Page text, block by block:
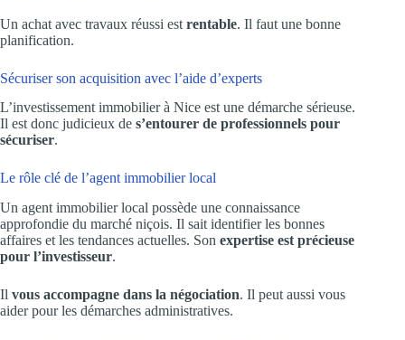
Un achat avec travaux réussi est rentable. Il faut une bonne
planification.
Sécuriser son acquisition avec l’aide d’experts
L’investissement immobilier à Nice est une démarche sérieuse.
Il est donc judicieux de s’entourer de professionnels pour
sécuriser.
Le rôle clé de l’agent immobilier local
Un agent immobilier local possède une connaissance
approfondie du marché niçois. Il sait identifier les bonnes
affaires et les tendances actuelles. Son expertise est précieuse
pour l’investisseur.
Il vous accompagne dans la négociation. Il peut aussi vous
aider pour les démarches administratives.